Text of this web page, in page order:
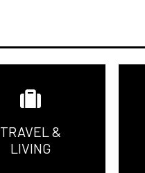
TRAVEL &
LIVING